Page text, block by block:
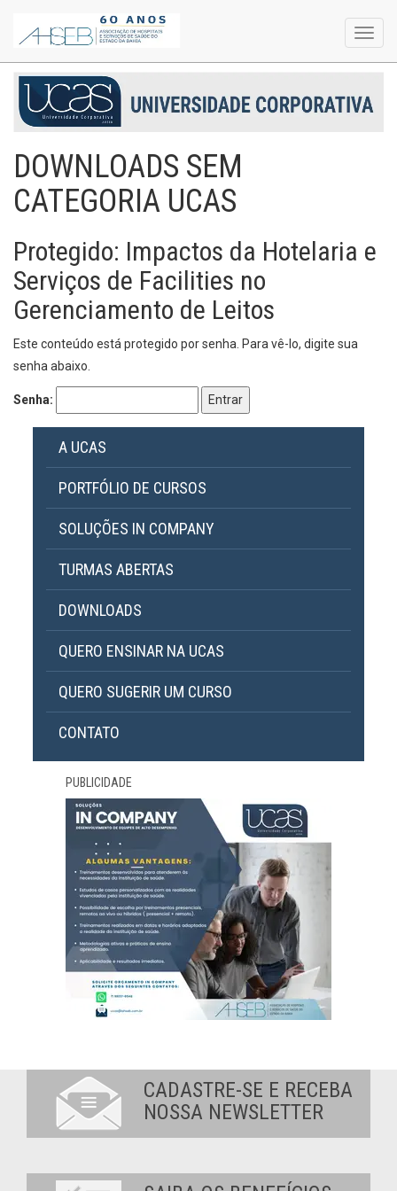
DOWNLOADS SEM
CATEGORIA UCAS
Protegido: Impactos da Hotelaria e
Serviços de Facilities no
Gerenciamento de Leitos
Este conteúdo está protegido por senha. Para vê-lo, digite sua
senha abaixo.
Senha:
A UCAS
PORTFÓLIO DE CURSOS
SOLUÇÕES IN COMPANY
TURMAS ABERTAS
DOWNLOADS
QUERO ENSINAR NA UCAS
QUERO SUGERIR UM CURSO
CONTATO
PUBLICIDADE
CADASTRE-SE E RECEBA
NOSSA NEWSLETTER